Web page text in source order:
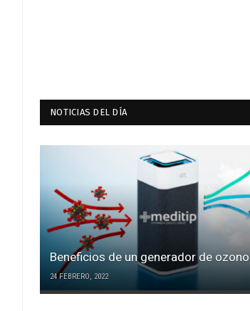
NOTICIAS DEL DÍA
Beneficios de un generador de ozono
24 FEBRERO, 2022